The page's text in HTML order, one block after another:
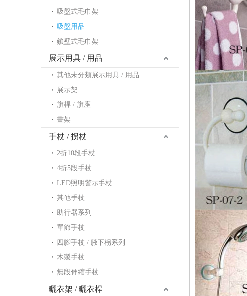
吸盤式毛巾架
吸盤用品
鎖壁式毛巾架
展示用具 / 用品
其他未分類展示用具 / 用品
展示架
旗桿 / 旗座
畫架
手杖 / 拐杖
2折10段手杖
4折5段手杖
LED照明警示手杖
其他手杖
助行器系列
單節手杖
四腳手杖 / 腋下枴系列
木製手杖
無段伸縮手杖
曬衣架 / 曬衣桿